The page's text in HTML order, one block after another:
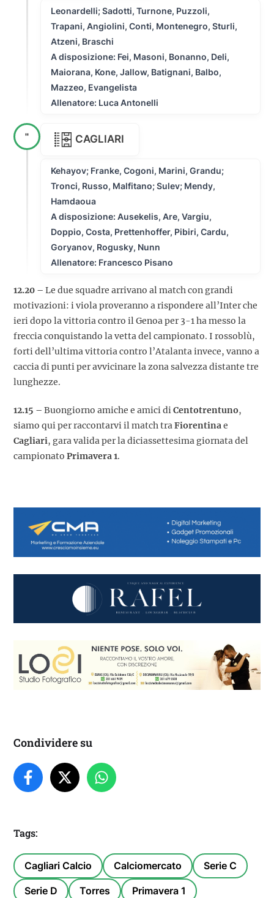
Leonardelli; Sadotti, Turnone, Puzzoli,
Trapani, Angiolini, Conti, Montenegro, Sturli,
Atzeni, Braschi
A disposizione: Fei, Masoni, Bonanno, Deli,
Maiorana, Kone, Jallow, Batignani, Balbo,
Mazzeo, Evangelista
Allenatore: Luca Antonelli
'' CAGLIARI
Kehayov; Franke, Cogoni, Marini, Grandu;
Tronci, Russo, Malfitano; Sulev; Mendy,
Hamdaoua
A disposizione: Ausekelis, Are, Vargiu,
Doppio, Costa, Prettenhoffer, Pibiri, Cardu,
Goryanov, Rogusky, Nunn
Allenatore: Francesco Pisano
12.20 – Le due squadre arrivano al match con grandi
motivazioni: i viola proveranno a rispondere all’Inter che
ieri dopo la vittoria contro il Genoa per 3-1 ha messo la
freccia conquistando la vetta del campionato. I rossoblù,
forti dell’ultima vittoria contro l’Atalanta invece, vanno a
caccia di punti per avvicinare la zona salvezza distante tre
lunghezze.
12.15 – Buongiorno amiche e amici diCentotrentuno,
siamo qui per raccontarvi il match traFiorentinae
Cagliari, gara valida per la diciassettesima giornata del
campionato Primavera 1.
Condividere su
Tags:
Cagliari Calcio Calciomercato Serie C
Serie D Torres Primavera 1